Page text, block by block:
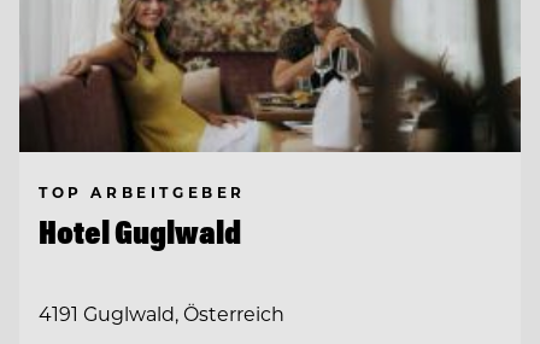
TOP ARBEITGEBER
Hotel Guglwald
4191 Guglwald, Österreich